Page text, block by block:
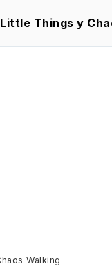
Walking